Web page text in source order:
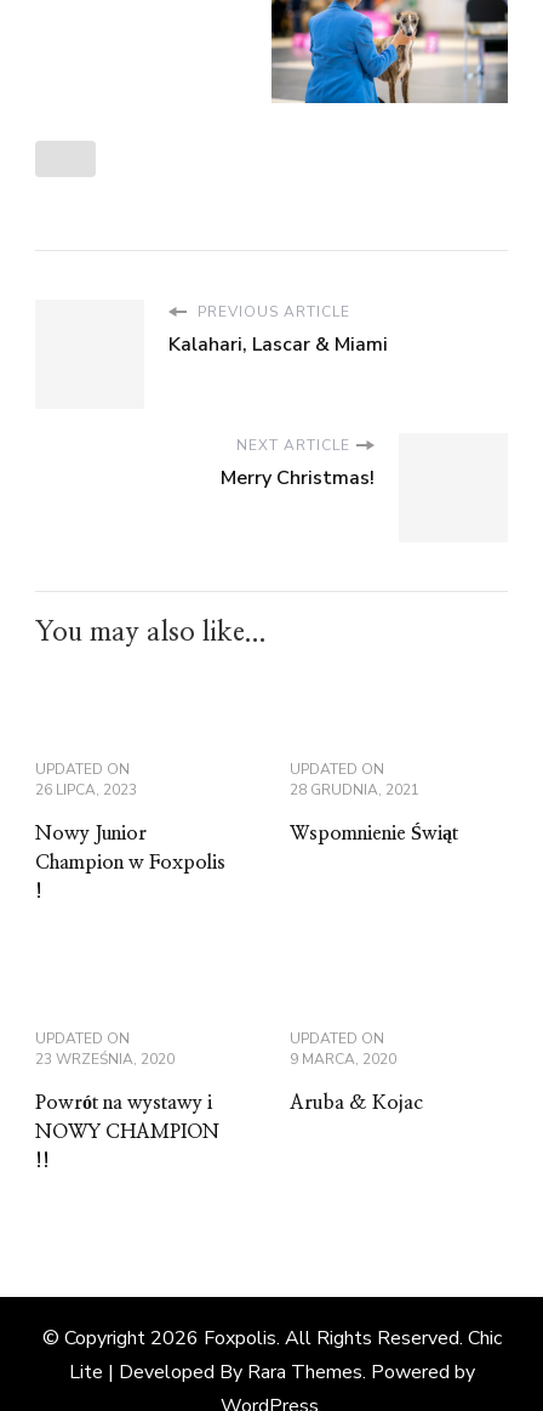
PREVIOUS ARTICLE
Kalahari, Lascar & Miami
NEXT ARTICLE
Merry Christmas!
You may also like...
UPDATED ON
26 LIPCA, 2023
Nowy Junior
Champion w Foxpolis
!
UPDATED ON
28 GRUDNIA, 2021
Wspomnienie Świąt
UPDATED ON
23 WRZEŚNIA, 2020
Powrót na wystawy i
NOWY CHAMPION
!!
UPDATED ON
9 MARCA, 2020
Aruba & Kojac
© Copyright 2026 Foxpolis. All Rights Reserved. Chic
Lite | Developed By Rara Themes. Powered by